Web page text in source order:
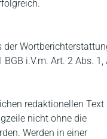
i.V.m. Art. 2 Abs. 1,
redaktionellen Text
nicht ohne die
Werden in einer